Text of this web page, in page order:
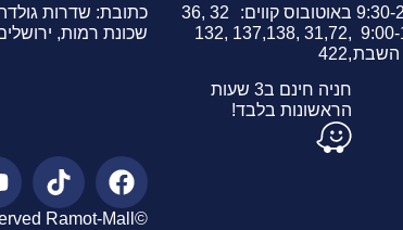
השבת
באוטובוס קווים: 32 ,36
,31,72 ,137,138 ,132
,422
חניה חינם ב3 שעות
הראשונות בלבד!
כתובת: שדרות גולדה
שכונת רמות,
©All Rights Reserved Ramot-Mall